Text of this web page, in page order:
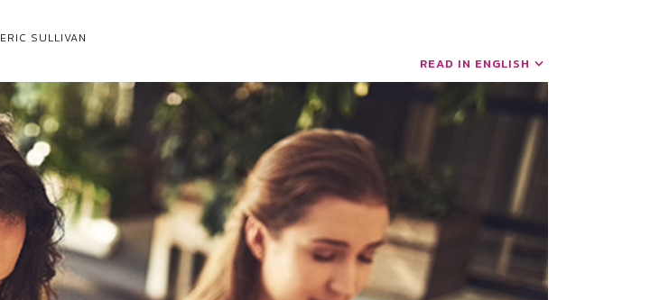
ERIC SULLIVAN
READ IN ENGLISH